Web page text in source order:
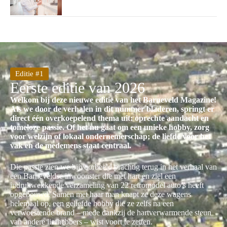
Editie #1
Eerste editie van 2026
Welkom bij deze nieuwe editie van het Barneveld Magazine!
Als we door de verhalen in dit nummer bladeren, springt er
direct één overkoepelend thema uit: oprechte aandacht en
tomeloze passie. Of het nu gaat om een unieke hobby, zorg
voor welzijn of lokaal ondernemerschap; de liefde voor het
vak en de medemens staat centraal.
Die passie zien we bijvoorbeeld prachtig terug in het verhaal van
een Barneveldse inwoonster die met hart en ziel een
indrukwekkende verzameling van 22 retromodel auto’s heeft
opgebouwd. Samen met haar man knapt ze deze wagens
helemaal op, een geliefde hobby die ze zelfs na een
verwoestende brand – mede dankzij de hartverwarmende steun
van andere liefhebbers – wist voort te zetten.